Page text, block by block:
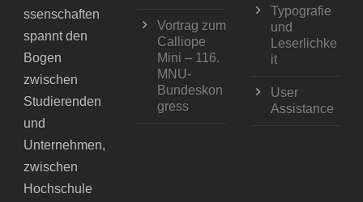
ssenschaften
spannt den
Bogen
zwischen
Studierenden
und
Unternehmen,
zwischen
Hochschule
Vortrag zum
Calliope
Mini – 116.
MNU-
Bundeskon
gress
Typografie
und
Leserlichke
it
User
Assistance